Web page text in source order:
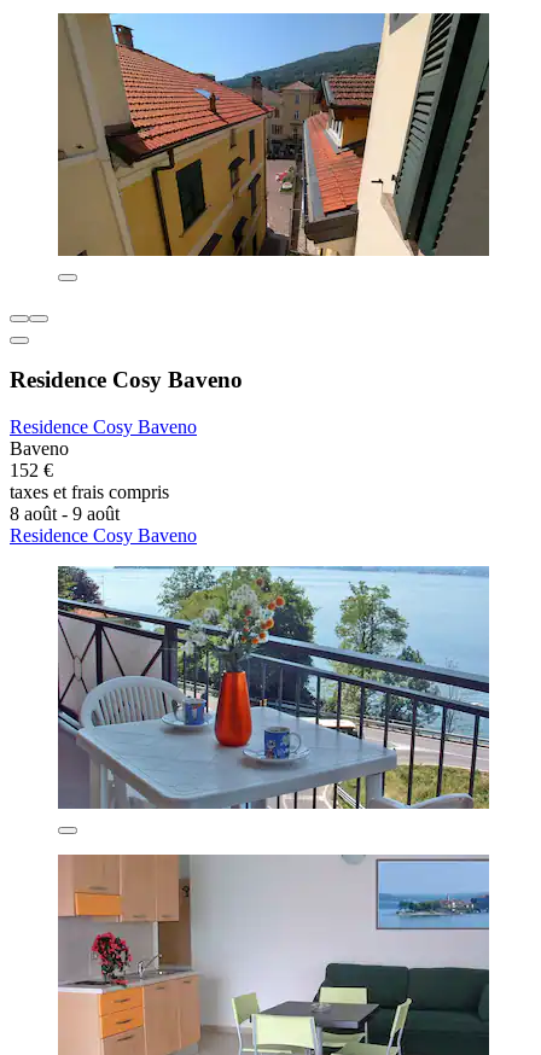
Residence Cosy Baveno
Residence Cosy Baveno
Baveno
152 €
taxes et frais compris
8 août - 9 août
Residence Cosy Baveno